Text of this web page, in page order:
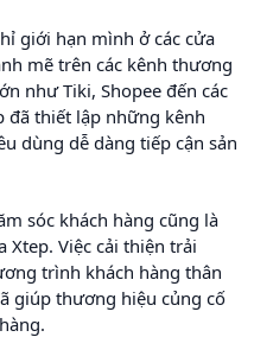
giới hạn mình ở các cửa
mẽ trên các kênh thương
như Tiki, Shopee đến các
đã thiết lập những kênh
dùng dễ dàng tiếp cận sản
sóc khách hàng cũng là
Việc cải thiện trải
trình khách hàng thân
giúp thương hiệu củng cố